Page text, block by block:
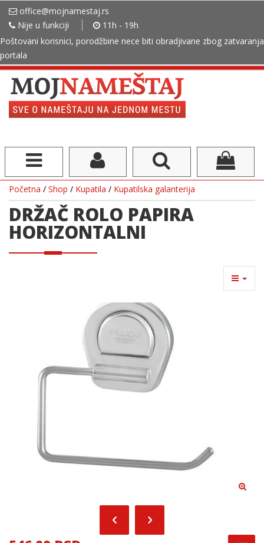
office@mojnamestaj.rs
Nije u funkciji
11h - 19h
Poštovani korisnici, porodžbine nece biti obradjivane zbog zatvaranja
portala
Početna / Shop / Kupatila / Kupatilska galanterija
DRŽAČ ROLO PAPIRA
HORIZONTALNI